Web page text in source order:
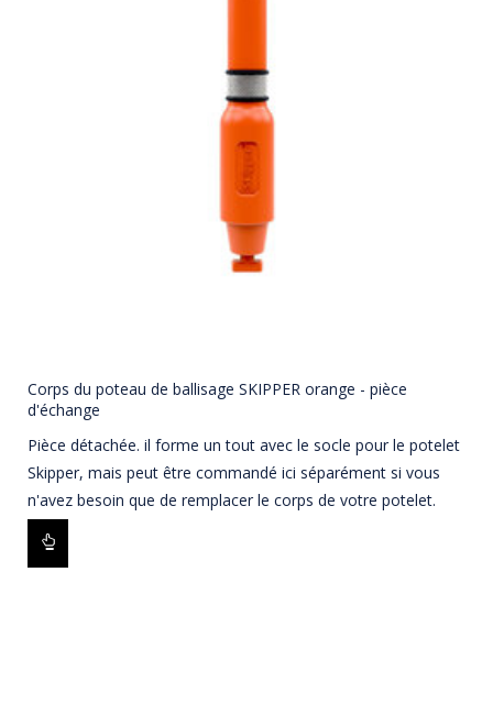
Corps du poteau de ballisage SKIPPER orange - pièce
d'échange
Pièce détachée. il forme un tout avec le socle pour le potelet
Skipper, mais peut être commandé ici séparément si vous
n'avez besoin que de remplacer le corps de votre potelet.